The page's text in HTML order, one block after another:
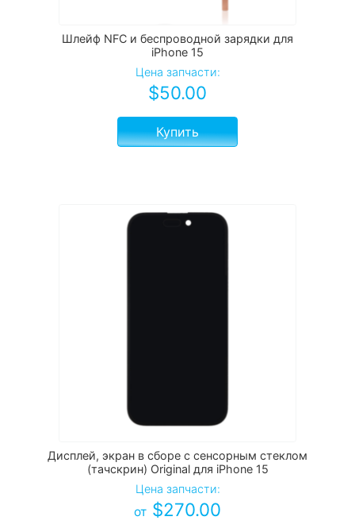
Шлейф NFC и беспроводной зарядки для
iPhone 15
Цена запчасти:
$50.00
Купить
Дисплей, экран в сборе с сенсорным стеклом
(тачскрин) Original для iPhone 15
Цена запчасти:
от $270.00